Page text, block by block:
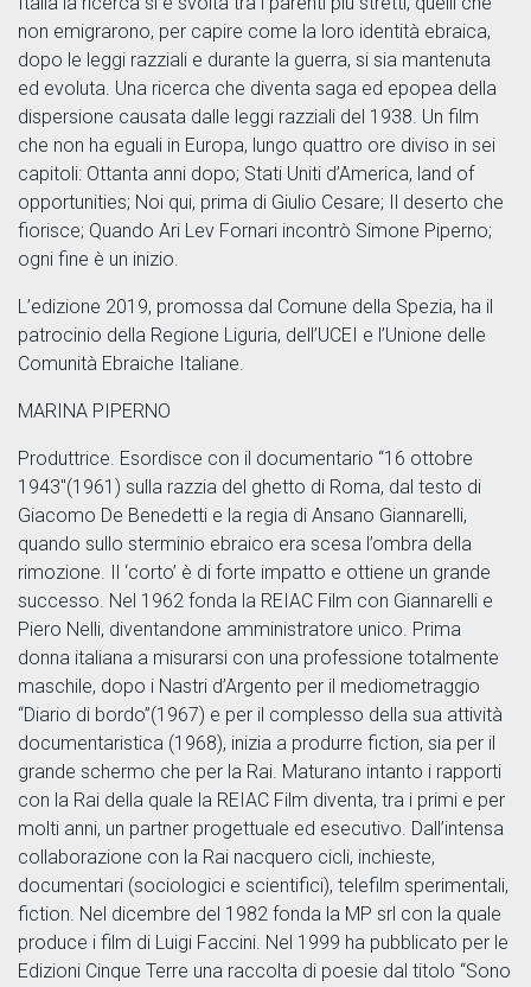
non emigrarono, per capire come la loro identità ebraica,
dopo le leggi razziali e durante la guerra, si sia mantenuta
ed evoluta. Una ricerca che diventa saga ed epopea della
dispersione causata dalle leggi razziali del 1938. Un film
che non ha eguali in Europa, lungo quattro ore diviso in sei
capitoli: Ottanta anni dopo; Stati Uniti d’America, land of
opportunities; Noi qui, prima di Giulio Cesare; Il deserto che
fiorisce; Quando Ari Lev Fornari incontrò Simone Piperno;
ogni fine è un inizio.
L’edizione 2019, promossa dal Comune della Spezia, ha il
patrocinio della Regione Liguria, dell’UCEI e l’Unione delle
Comunità Ebraiche Italiane.
MARINA PIPERNO
Produttrice. Esordisce con il documentario “16 ottobre
1943″(1961) sulla razzia del ghetto di Roma, dal testo di
Giacomo De Benedetti e la regia di Ansano Giannarelli,
quando sullo sterminio ebraico era scesa l’ombra della
rimozione. Il ‘corto’ è di forte impatto e ottiene un grande
successo. Nel 1962 fonda la REIAC Film con Giannarelli e
Piero Nelli, diventandone amministratore unico. Prima
donna italiana a misurarsi con una professione totalmente
maschile, dopo i Nastri d’Argento per il mediometraggio
“Diario di bordo”(1967) e per il complesso della sua attività
documentaristica (1968), inizia a produrre fiction, sia per il
grande schermo che per la Rai. Maturano intanto i rapporti
con la Rai della quale la REIAC Film diventa, tra i primi e per
molti anni, un partner progettuale ed esecutivo. Dall’intensa
collaborazione con la Rai nacquero cicli, inchieste,
documentari (sociologici e scientifici), telefilm sperimentali,
fiction. Nel dicembre del 1982 fonda la MP srl con la quale
produce i film di Luigi Faccini. Nel 1999 ha pubblicato per le
Edizioni Cinque Terre una raccolta di poesie dal titolo “Sono